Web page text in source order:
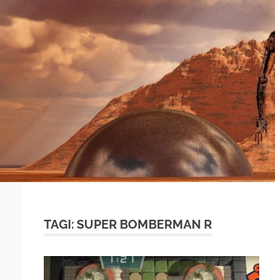
TAGI: SUPER BOMBERMAN R